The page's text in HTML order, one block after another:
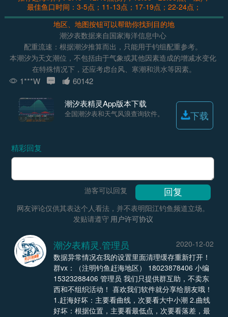
最佳鱼口时间：3-5点；11-13点；17-19点；22-24点；
地区、地图按钮可以帮助你找到目的地
潮汐表数据来自国家海洋信息中心
配重流速：根据潮汐推算而出，只能用于钓组配重参考。
本潮汐为天文潮位，不包括由于气象或其他因素造成的增减水变化
在特殊情况下，还应考虑台风、寒潮和洪水等因素。
1***W 60142
潮汐表精灵App版本下载
全国潮汐表和天气风浪查询软件。 下载
精彩回复
游客可以回复
网友评论仅供其表达个人看法，并不表明阳江钓鱼频道立场。
发贴请遵守 用户许可协议
潮汐表精灵.管理员
2020-12-02
数据异常情况在我的设置里面清理缓存重新打开！
群vx：（注明钓鱼赶海地区） 18023878406 小编
15323288406 管理员 我们只提供群互助，不卖东
西和不组织活动！ 喜欢我们软件就分享给朋友哦！
1.赶海好坏：主要看曲线，次要看大中小潮 2.曲线
好坏：根据位置，主要看最低点，次要看落差，最